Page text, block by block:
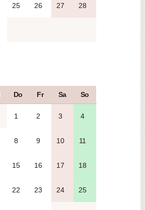
25 26 27 28
Do Fr Sa So
1 2 3 4
8 9 10 11
15 16 17 18
22 23 24 25